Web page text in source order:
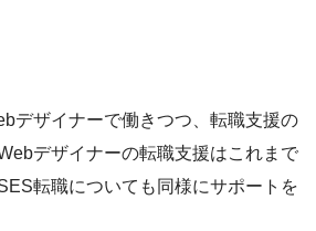
デザイナーで働きつつ、転職支援の
デザイナーの転職支援はこれまで
転職についても同様にサポートを